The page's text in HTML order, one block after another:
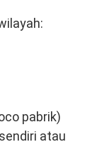
pabrik)
atau